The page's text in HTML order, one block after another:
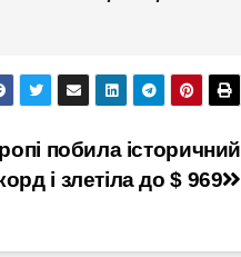
побила історичний
і злетіла до $ 969